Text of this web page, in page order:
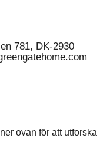
781, DK-2930
ovan för att utforska